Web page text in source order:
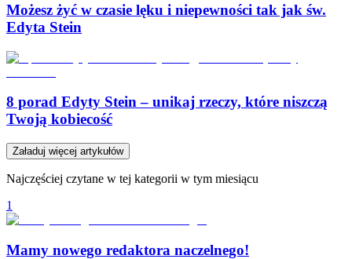
Możesz żyć w czasie lęku i niepewności tak jak św.
Edyta Stein
8 porad Edyty Stein – unikaj rzeczy, które niszczą
Twoją kobiecość
Załaduj więcej artykułów
Najczęściej czytane w tej kategorii w tym miesiącu
1
Mamy nowego redaktora naczelnego!